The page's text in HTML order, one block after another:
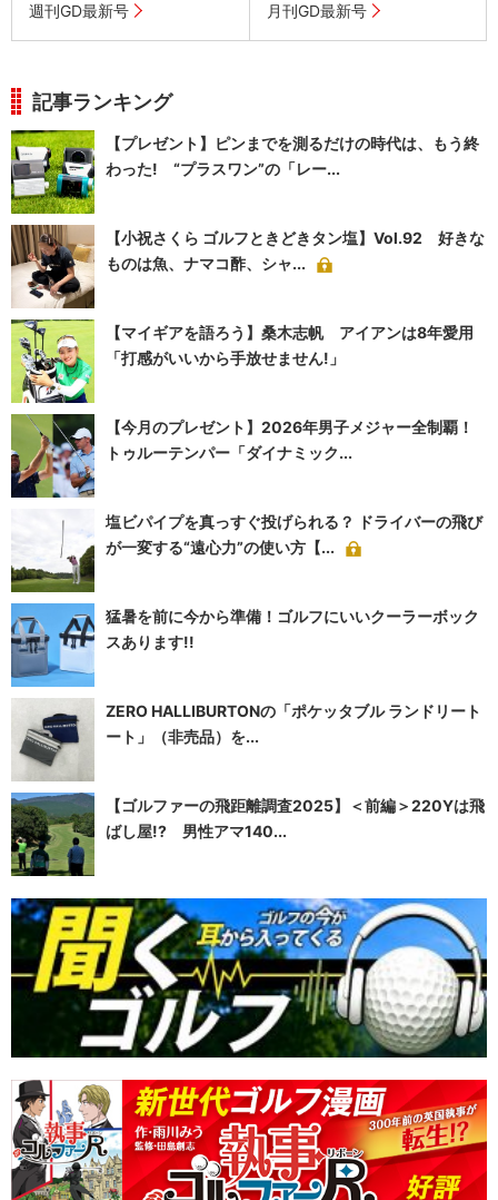
週刊GD最新号 月刊GD最新号
記事ランキング
【プレゼント】ピンまでを測るだけの時代は、もう終
わった! “プラスワン”の「レー...
【小祝さくら ゴルフときどきタン塩】Vol.92 好きな
ものは魚、ナマコ酢、シャ...
【マイギアを語ろう】桑木志帆 アイアンは8年愛用
「打感がいいから手放せません!」
【今月のプレゼント】2026年男子メジャー全制覇！
トゥルーテンパー「ダイナミック...
塩ビパイプを真っすぐ投げられる？ ドライバーの飛び
が一変する“遠心力”の使い方【...
猛暑を前に今から準備！ゴルフにいいクーラーボック
スあります!!
ZERO HALLIBURTONの「ポケッタブル ランドリート
ート」（非売品）を...
【ゴルファーの飛距離調査2025】＜前編＞220Yは飛
ばし屋!? 男性アマ140...